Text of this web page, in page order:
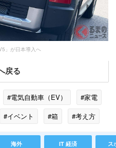
」が日本導入へ
戻る
#電気自動車（EV）
#家電
#イベント #箱
#考え方
フォン
#家族
海外 IT 経済 ス